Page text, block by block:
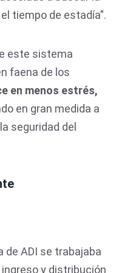
tiempo de estadía”.
este sistema
faena de los
en menos estrés,
en gran medida a
seguridad del
de ADI se trabajaba
ingreso y distribución